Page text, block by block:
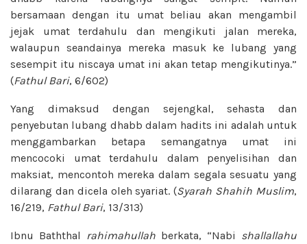
bersamaan dengan itu umat beliau akan mengambil
jejak umat terdahulu dan mengikuti jalan mereka,
walaupun seandainya mereka masuk ke lubang yang
sesempit itu niscaya umat ini akan tetap mengikutinya.”
(Fathul Bari, 6/602)
Yang dimaksud dengan sejengkal, sehasta dan
penyebutan lubang dhabb dalam hadits ini adalah untuk
menggambarkan betapa semangatnya umat ini
mencocoki umat terdahulu dalam penyelisihan dan
maksiat, mencontoh mereka dalam segala sesuatu yang
dilarang dan dicela oleh syariat. (Syarah Shahih Muslim,
16/219, Fathul Bari, 13/313)
Ibnu Baththal rahimahullah berkata, “Nabi shallallahu